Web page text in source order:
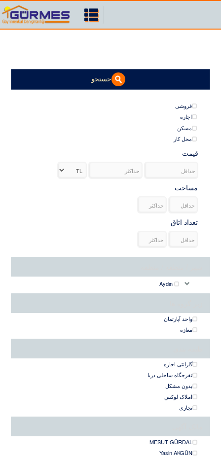
جستجو
فروشی
اجاره
مسکن
محل کار
قیمت
مساحت
تعداد اتاق
Aydın
واحد آپارتمان
مغازه
گارانتی اجاره
تفرجگاه ساحلی دریا
بدون مشکل
املاک لوکس
تجاری
MESUT GÜRDAL
Yasin AKGÜN